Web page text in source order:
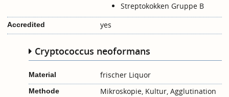
Streptokokken Gruppe B
Accredited yes
Cryptococcus neoformans
Material frischer Liquor
Methode Mikroskopie, Kultur, Agglutination